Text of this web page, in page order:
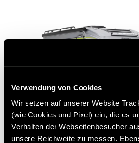
Verwendung von Cookies
Wir setzen auf unserer Website
(wie Cookies und Pixel) ein, die es
Verhalten der Webseitenbesucher
unsere Reichweite zu messen.